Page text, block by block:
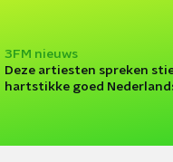
3FM nieuws
Deze artiesten spreken
hartstikke goed